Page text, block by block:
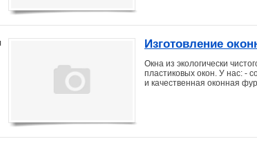
Изготовление
Окна из экологически
пластиковых окон. У нас: -
и качественная оконная